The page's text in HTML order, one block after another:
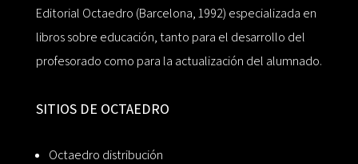
Editorial Octaedro (Barcelona, 1992) especializada en
libros sobre educación, tanto para el desarrollo del
profesorado como para la actualización del alumnado.
SITIOS DE OCTAEDRO
Octaedro distribución